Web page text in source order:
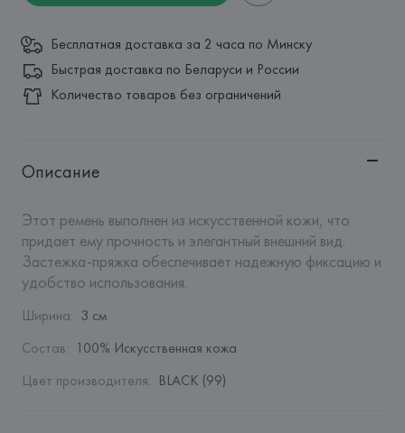
Бесплатная доставка за 2 часа по Минску
Быстрая доставка по Беларуси и России
Количество товаров без ограничений
Описание
Этот ремень выполнен из искусственной кожи, что
придает ему прочность и элегантный внешний вид.
Застежка-пряжка обеспечивает надежную фиксацию и
удобство использования.
Ширина: 3 см
Состав: 100% Искусственная кожа
Цвет производителя: BLACK (99)